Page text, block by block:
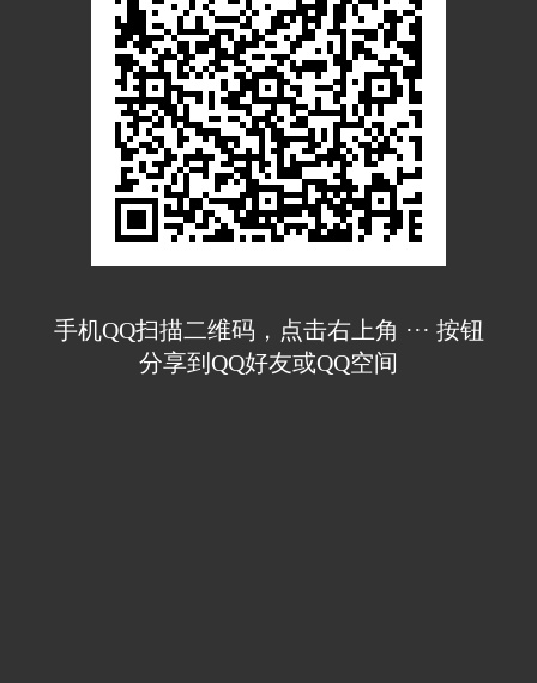
手机QQ扫描二维码，点击右上角 ··· 按钮
分享到QQ好友或QQ空间